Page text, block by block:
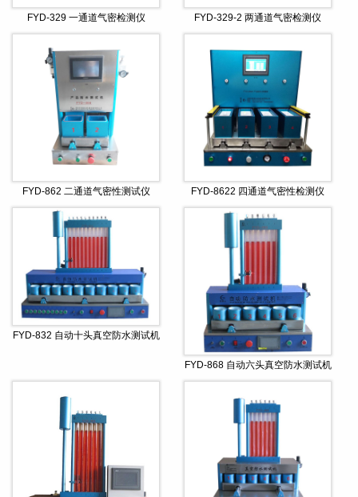
FYD-329 一通道气密检测仪 FYD-329-2 两通道气密检测仪
FYD-862 二通道气密性测试仪 FYD-8622 四通道气密性检测仪
FYD-832 自动十头真空防水测试机
FYD-868 自动六头真空防水测试机